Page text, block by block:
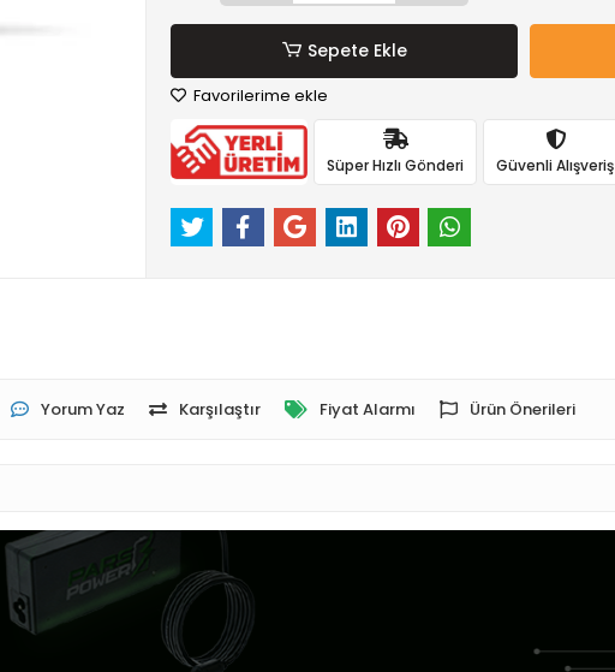
Sepete Ekle
Favorilerime ekle
Süper Hızlı Gönderi Güvenli Alışveriş
Yorum Yaz Karşılaştır Fiyat Alarmı Ürün Önerileri